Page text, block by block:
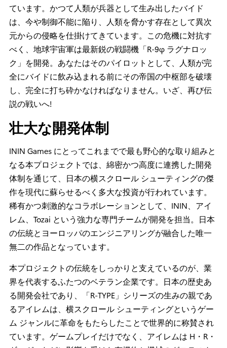
ています。かつて人類が兵器として生み出したバイド
は、今や制御不能に陥り、人類を脅かす存在として異次
元からの侵略を仕掛けてきています。この危機に対抗す
べく、地球宇宙軍は最新鋭の戦闘機「R-9φ ラグナロッ
ク」を開発。あなたはそのパイロットとして、人類が完
全にバイドに飲み込まれる前にその帝国の中枢部を破壊
し、完全に打ち砕かなければなりません。いざ、再び伝
説の戦いへ!
壮大な開発体制
ININ Games にとってこれまでで最も野心的な取り組みと
なる本プロジェクトでは、綿密かつ高度に連携した開発
体制を通じて、日本の横スクロール シューティングの傑
作を現代に蘇らせるべく多大な投資が行われています。
稀有かつ刺激的なコラボレーションとして、ININ、アイ
レム、Tozai という強力な専門チームが開発を担当。日本
の伝統とヨーロッパのエンジニアリングが融合した唯一
無二の作品となっています。
本プロジェクトの伝統をしっかりと支えているのが、業
界を代表するふたつのベテラン企業です。日本の歴史あ
る開発会社であり、「R-TYPE」シリーズの生みの親であ
るアイレムは、横スクロール シューティングというゲー
ム ジャンルに革命をもたらしたことで世界的に称賛され
ています。ゲームプレイだけでなく、アイレムは H・R・